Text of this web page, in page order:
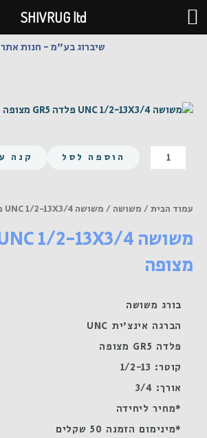
דילוג
לתוכן
שיברוג בע"מ - חנות אתר
כמות
של
13X3/4
GR5
הוספה לסל קנה
עמוד הבית/ משושה / משושה UNC 1/2-13X3/4 פלדה GR5 מצופה
מצופה
בורג משושה
הברגה אינצ'ית UNC
פלדה GR5 מצופה
קוטר: 1/2-13
אורך: 3/4
*מחיר ליחידה
*מינימום הזמנה 50 שקלים
SHIVRUG ltd